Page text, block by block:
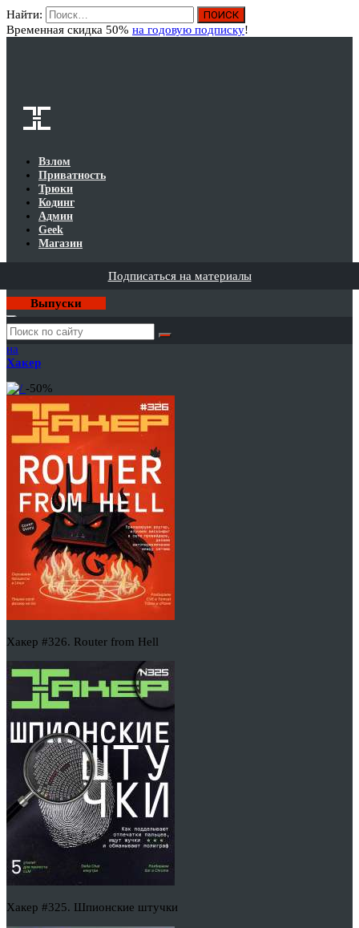
Найти:
Временная скидка 50% на годовую подписку!
Взлом
Приватность
Трюки
Кодинг
Админ
Geek
Магазин
Подписаться на материалы
Выпуски
Годовая
подписка
на
Хакер
-50%
Хакер #326. Router from Hell
Хакер #325. Шпионские штучки